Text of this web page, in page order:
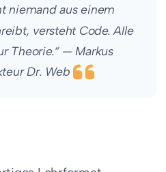
niemand aus einem
versteht Code. Alle
Theorie.“ — Markus
Dr. Web